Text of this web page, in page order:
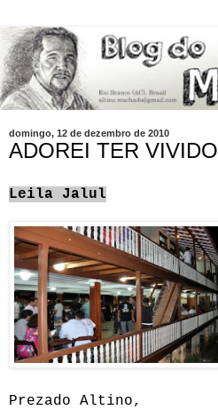
domingo, 12 de dezembro de 2010
ADOREI TER VIVIDO
Leila Jalul
Prezado Altino,